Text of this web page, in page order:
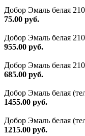
Добор Эмаль белая
75.00 руб.
Добор Эмаль белая
955.00 руб.
Добор Эмаль белая
685.00 руб.
Добор Эмаль белая
1455.00 руб.
Добор Эмаль белая
1215.00 руб.